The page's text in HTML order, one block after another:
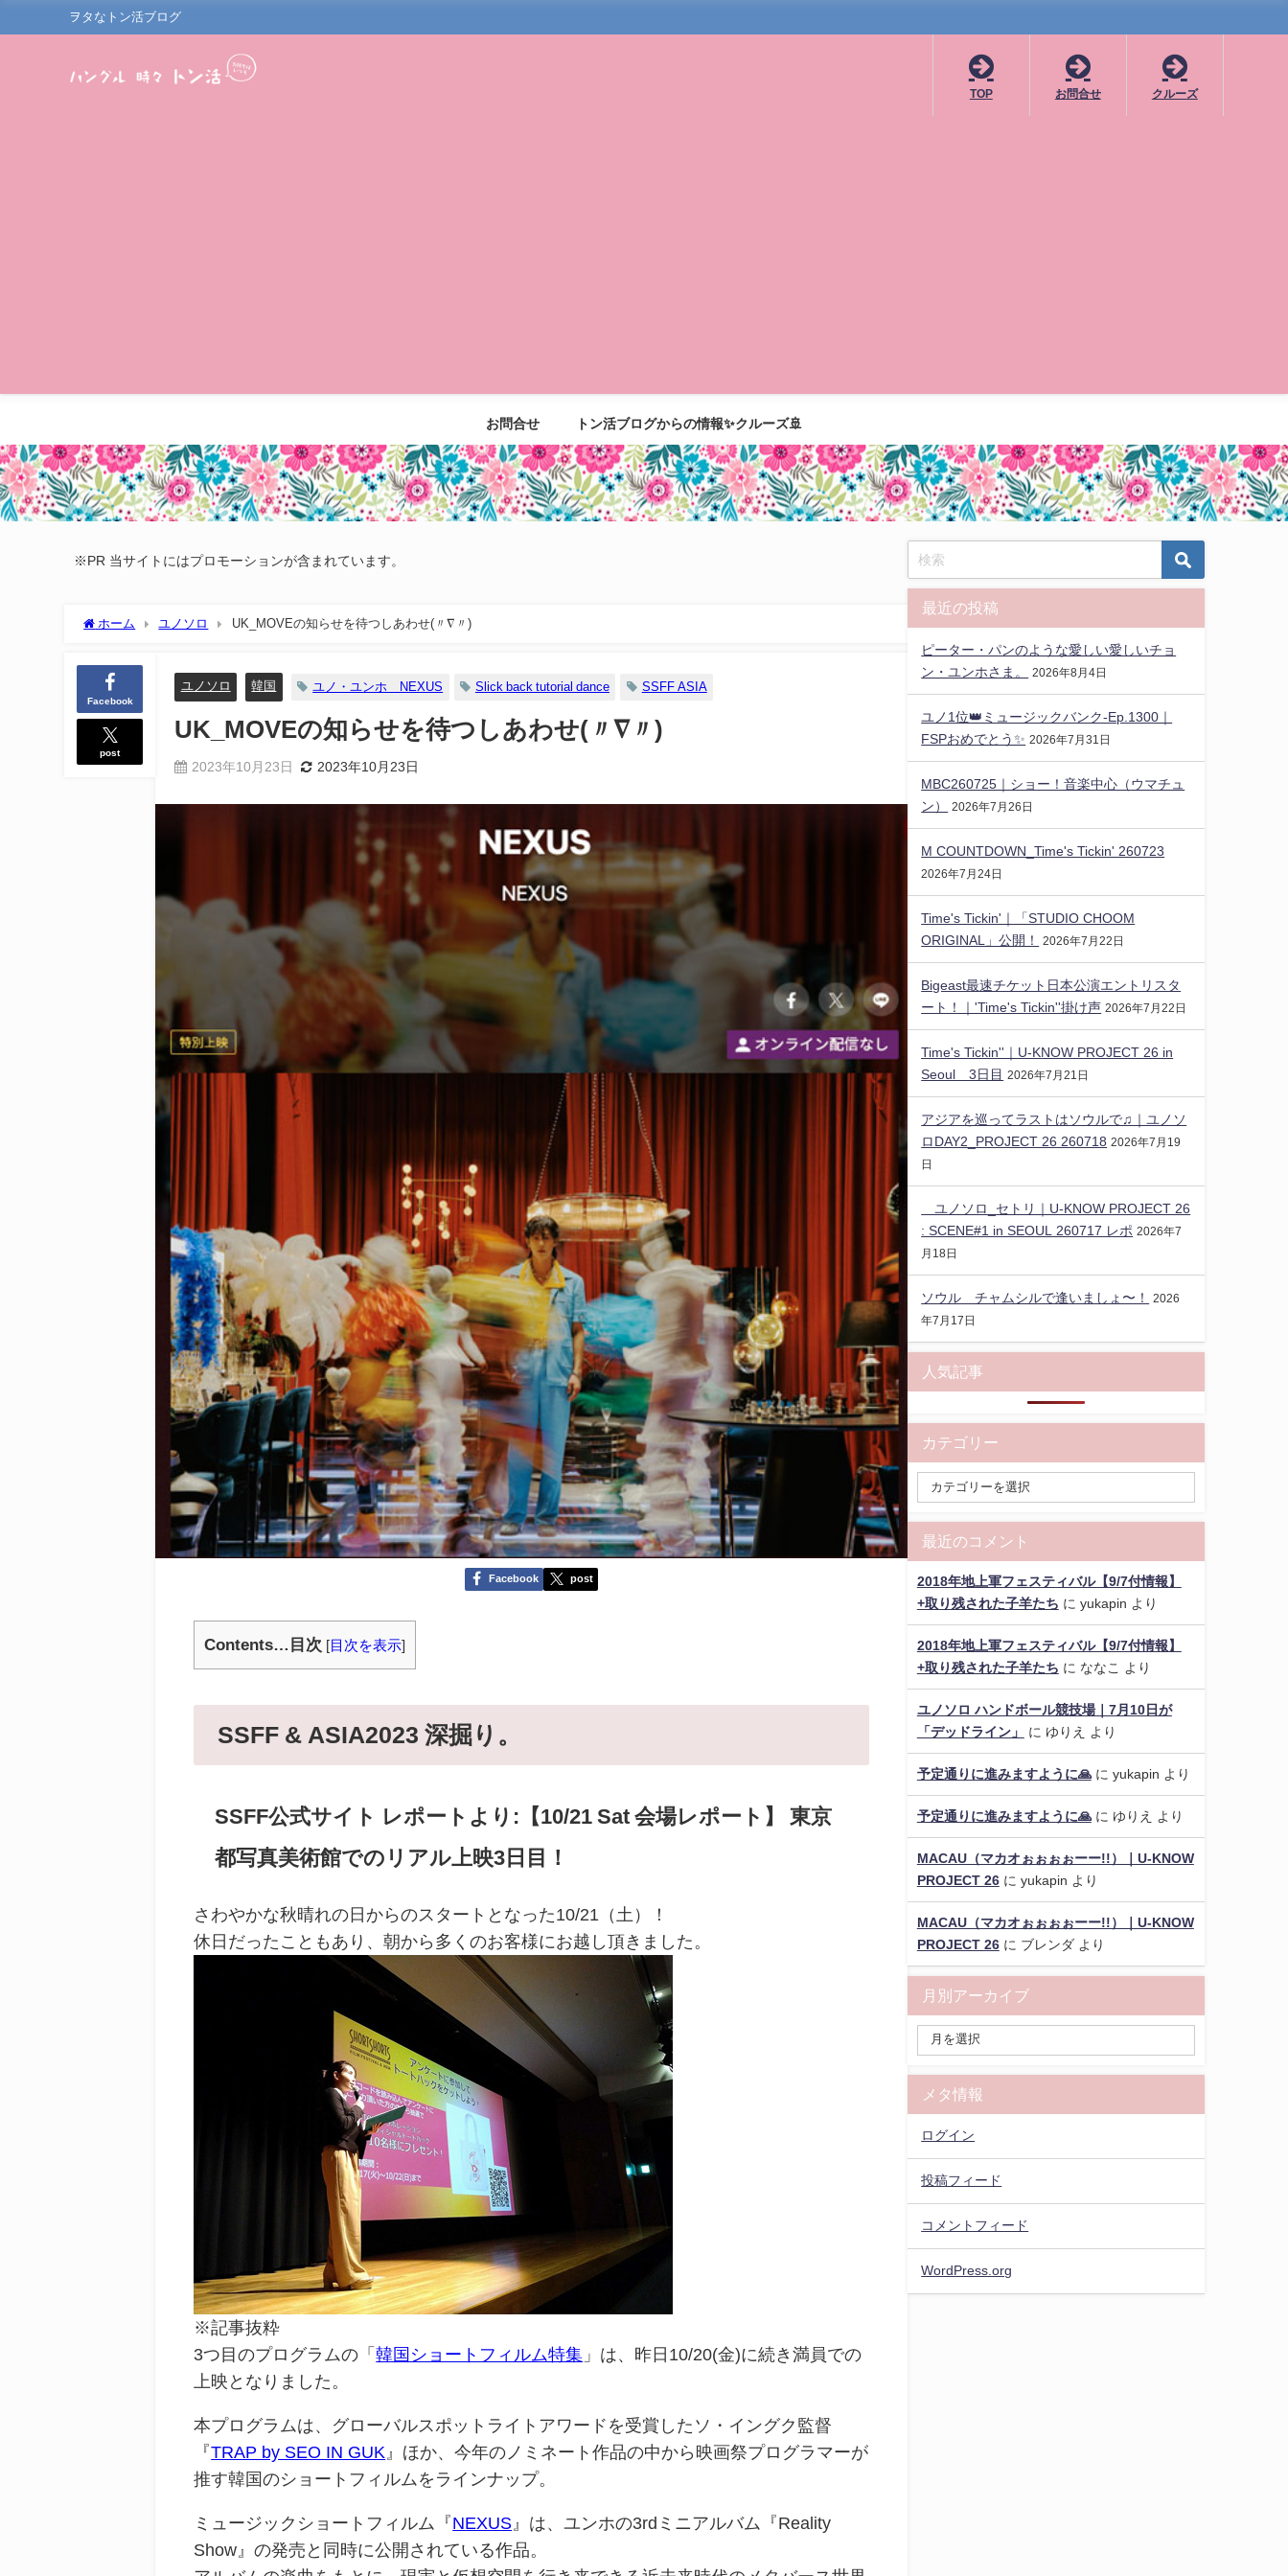
ヲタなトン活ブログ
TOP お問合せ クルーズ
お問合せ トン活ブログからの情報✨クルーズ🚢
※PR 当サイトにはプロモーションが含まれています。
ホーム ユノソロ UK_MOVEの知らせを待つしあわせ(〃∇〃)
Facebook
post
ユノソロ 韓国 ユノ・ユンホ NEXUS Slick back tutorial dance SSFF ASIA
UK_MOVEの知らせを待つしあわせ(〃∇〃)
2023年10月23日 2023年10月23日
Facebook post
Contents…目次 [目次を表示]
SSFF & ASIA2023 深掘り。
SSFF公式サイト レポートより:【10/21 Sat 会場レポート】 東京
都写真美術館でのリアル上映3日目！
さわやかな秋晴れの日からのスタートとなった10/21（土）！
休日だったこともあり、朝から多くのお客様にお越し頂きました。
※記事抜粋
3つ目のプログラムの「韓国ショートフィルム特集 」は、 昨日10/20(金)に続き満員での
上映となりました。
本プログラムは、グローバルスポットライトアワードを受賞したソ・イングク監督
『TRAP by SEO IN GUK 』ほか、今年のノミネート作品の中から映画祭プログラマーが
推す韓国のショートフィルムをラインナップ。
ミュージックショートフィルム『NEXUS 』は、ユンホの3rdミニアルバム『Reality
Show』の発売と同時に公開されている作品。
最近の投稿
ピーター・パンのような愛しい愛しいチョ
ン・ユンホさま。
2026年8月4日
ユノ1位👑ミュージックバンク-Ep.1300｜
FSPおめでとう✨️ 2026年7月31日
MBC260725｜ショー！音楽中心（ウマチュ
ン）
2026年7月26日
M COUNTDOWN_Time's Tickin' 260723
2026年7月24日
Time's Tickin'｜「STUDIO CHOOM
ORIGINAL」公開！
2026年7月22日
Bigeast最速チケット日本公演エントリスタ
ート！｜'Time's Tickin''掛け声 2026年7月22日
Time's Tickin''｜U-KNOW PROJECT 26 in
Seoul 3日目 2026年7月21日
アジアを巡ってラストはソウルで♫｜ユノソ
ロDAY2_PROJECT 26 260718 2026年7月19
日
ユノソロ_セトリ｜U-KNOW PROJECT 26
: SCENE#1 in SEOUL 260717 レポ 2026年7
月18日
ソウル チャムシルで逢いましょ〜！
2026
年7月17日
人気記事
カテゴリー
最近のコメント
2018年地上軍フェスティバル【9/7付情報】
+取り残された子羊たち に yukapin より
2018年地上軍フェスティバル【9/7付情報】
+取り残された子羊たち に ななこ より
ユノソロ ハンドボール競技場｜7月10日が
「デッドライン」
に ゆりえ より
予定通りに進みますように🙏に yukapin より
予定通りに進みますように🙏に ゆりえ より
MACAU（マカオぉぉぉぉーー!!）｜U-KNOW
PROJECT 26に yukapin より
MACAU（マカオぉぉぉぉーー!!）｜U-KNOW
PROJECT 26に ブレンダより
月別アーカイブ
メタ情報
ログイン
投稿フィード
コメントフィード
WordPress.org